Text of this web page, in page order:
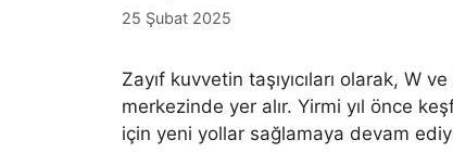
25 Şubat 2025
Zayıf kuvvetin taşıyıcıları olarak, W
merkezinde yer alır. Yirmi yıl önce
için yeni yollar sağlamaya devam